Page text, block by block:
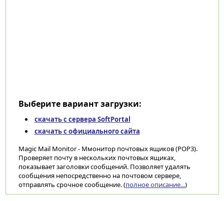
Выберите вариант загрузки:
скачать с сервера SoftPortal
скачать с официального сайта
Magic Mail Monitor - Ммонитор почтовых ящиков (POP3).
Проверяет почту в нескольких почтовых ящиках,
показывает заголовки сообщений. Позволяет удалять
сообщения непосредственно на почтовом сервере,
отправлять срочное сообщение. (полное описание...)